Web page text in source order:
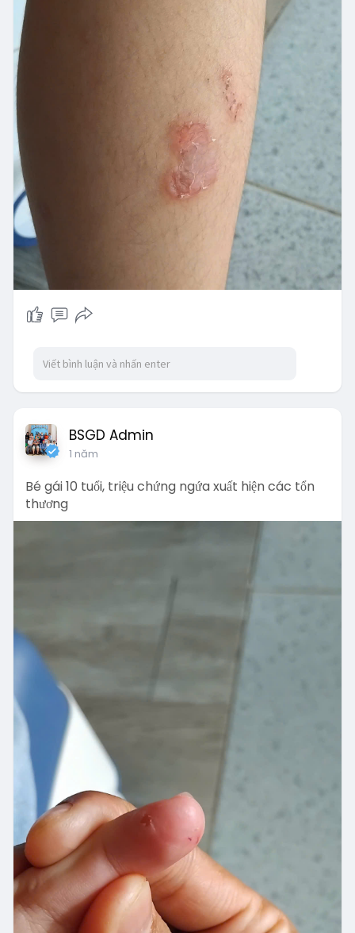
BSGD Admin
1 năm
Bé gái 10 tuổi, triệu chứng ngứa xuất hiện các tổn
thương